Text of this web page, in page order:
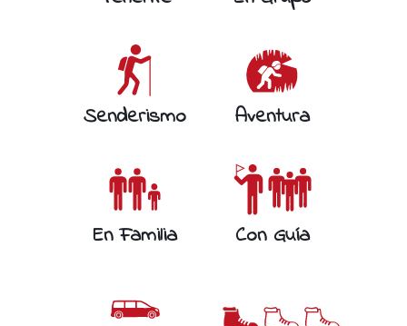
Senderismo Aventura
En Familia Con Guía